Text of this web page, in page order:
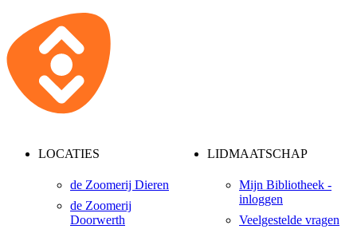
LOCATIES
de Zoomerij Dieren
de Zoomerij
Doorwerth
LIDMAATSCHAP
Mijn Bibliotheek -
inloggen
Veelgestelde vragen